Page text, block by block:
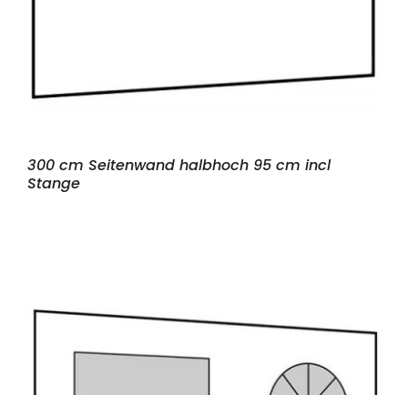
300 cm Seitenwand halbhoch 95 cm incl
Stange